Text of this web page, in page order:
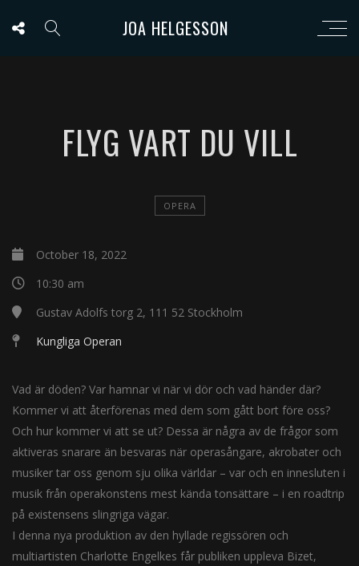
JOA HELGESSON
FLYG VART DU VILL
OPERA
October 18, 2022
10:30 am
Gustav Adolfs torg 2, 111 52 Stockholm
Kungliga Operan
Vad är döden? Var hamnar vi när vi dör och vad händer där?
Kommer vi att återförenas med dem som gått bort före oss?
Och hur kommer vi att se ut? Dessa är några av de frågor som
aktiveras snarare än besvaras när operasångare, akrobater och
musiker tar oss genom sju olika världar – var och en innesluten i
musik från operakonstens mest kända tonsättare – i en roadtrip
på existensens slingriga vägar.
I denna nya produktion av den hyllade regissören och
multiartisten Charlotte Engelkes får publiken uppleva Bizet,